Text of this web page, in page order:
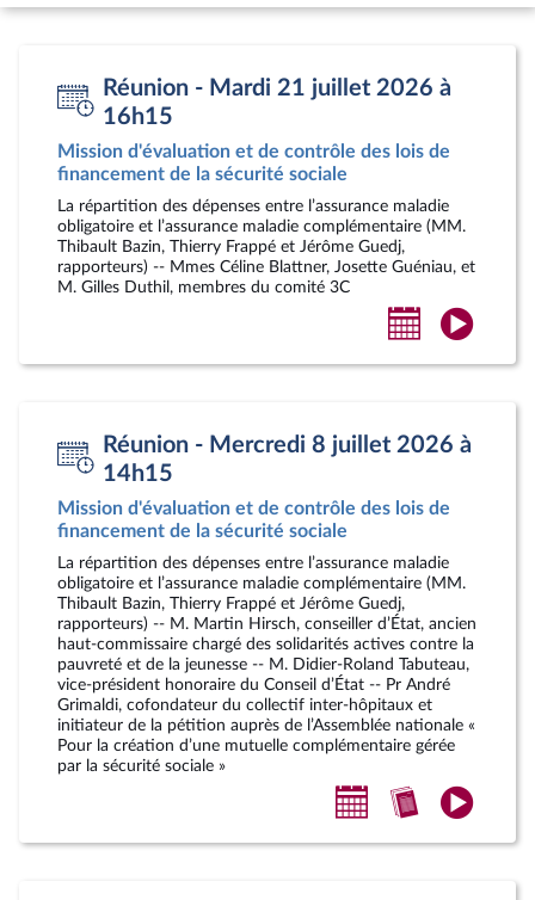
Réunion - Mardi 21 juillet 2026 à
16h15
Mission d'évaluation et de contrôle des lois de
financement de la sécurité sociale
La répartition des dépenses entre l’assurance maladie
obligatoire et l’assurance maladie complémentaire (MM.
Thibault Bazin, Thierry Frappé et Jérôme Guedj,
rapporteurs) -- Mmes Céline Blattner, Josette Guéniau, et
M. Gilles Duthil, membres du comité 3C
Ajouter
au
personnel
Réunion - Mercredi 8 juillet 2026 à
14h15
Mission d'évaluation et de contrôle des lois de
financement de la sécurité sociale
La répartition des dépenses entre l’assurance maladie
obligatoire et l’assurance maladie complémentaire (MM.
Thibault Bazin, Thierry Frappé et Jérôme Guedj,
rapporteurs) -- M. Martin Hirsch, conseiller d’État, ancien
haut-commissaire chargé des solidarités actives contre la
pauvreté et de la jeunesse -- M. Didier-Roland Tabuteau,
vice-président honoraire du Conseil d’État -- Pr André
Grimaldi, cofondateur du collectif inter-hôpitaux et
initiateur de la pétition auprès de l’Assemblée nationale «
Pour la création d’une mutuelle complémentaire gérée
par la sécurité sociale »
Ajouter
au
Accéder
au